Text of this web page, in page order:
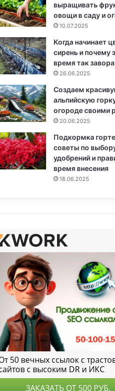
выращивать
овощи в саду и
10.07.2025
Когда начинает
сирень и почему
время так
26.06.2025
Создаем
альпийскую
огороде своими
20.06.2025
Подкормка
советы по
удобрений и
время внесения
18.06.2025